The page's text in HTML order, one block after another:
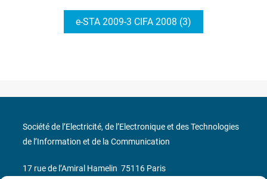
e-STA 2009-3 CIFA 2008 (3)
Société de l’Electricité, de l’Electronique et des Technologies
de l’Information et de la Communication
17 rue de l’Amiral Hamelin 75116 Paris